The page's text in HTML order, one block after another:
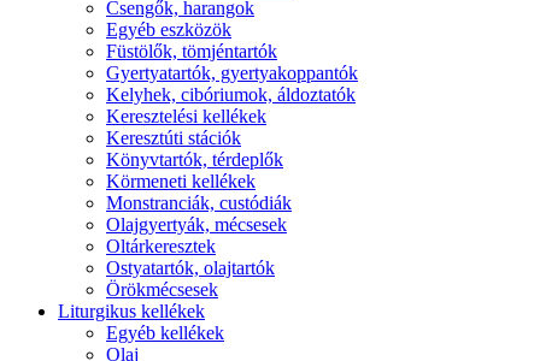
Csengők, harangok
Egyéb eszközök
Füstölők, tömjéntartók
Gyertyatartók, gyertyakoppantók
Kelyhek, cibóriumok, áldoztatók
Keresztelési kellékek
Keresztúti stációk
Könyvtartók, térdeplők
Körmeneti kellékek
Monstranciák, custódiák
Olajgyertyák, mécsesek
Oltárkeresztek
Ostyatartók, olajtartók
Örökmécsesek
Liturgikus kellékek
Egyéb kellékek
Olaj